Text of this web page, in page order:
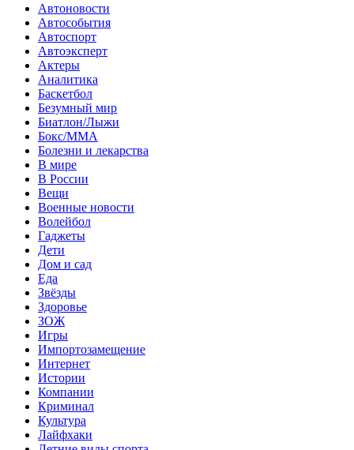
Автоновости
Автособытия
Автоспорт
Автоэксперт
Актеры
Аналитика
Баскетбол
Безумный мир
Биатлон/Лыжи
Бокс/MMA
Болезни и лекарства
В мире
В России
Вещи
Военные новости
Волейбол
Гаджеты
Дети
Дом и сад
Еда
Звёзды
Здоровье
ЗОЖ
Игры
Импортозамещение
Интернет
Истории
Компании
Криминал
Культура
Лайфхаки